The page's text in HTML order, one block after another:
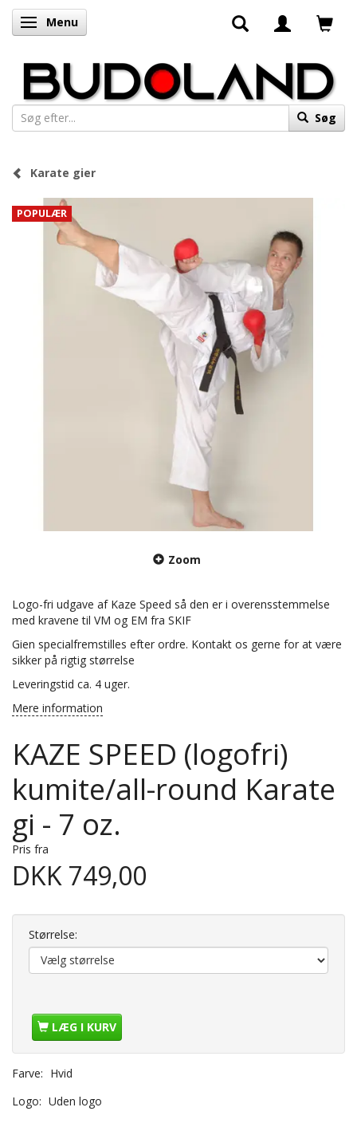
Skifte navigation
Menu
Søg
Karate gier
POPULÆR
Zoom
Logo-fri udgave af Kaze Speed så den er i overensstemmelse
med kravene til VM og EM fra SKIF
Gien specialfremstilles efter ordre. Kontakt os gerne for at være
sikker på rigtig størrelse
Leveringstid ca. 4 uger.
Mere information
KAZE SPEED (logofri)
kumite/all-round Karate
gi - 7 oz.
Pris fra
DKK 749,00
Størrelse:
LÆG I KURV
Farve: Hvid
Logo: Uden logo